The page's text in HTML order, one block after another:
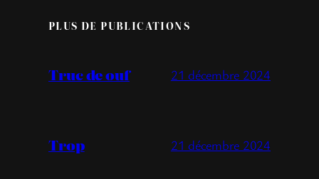
PLUS DE PUBLICATIONS
Truc de ouf 21 décembre 2024
Trop 21 décembre 2024